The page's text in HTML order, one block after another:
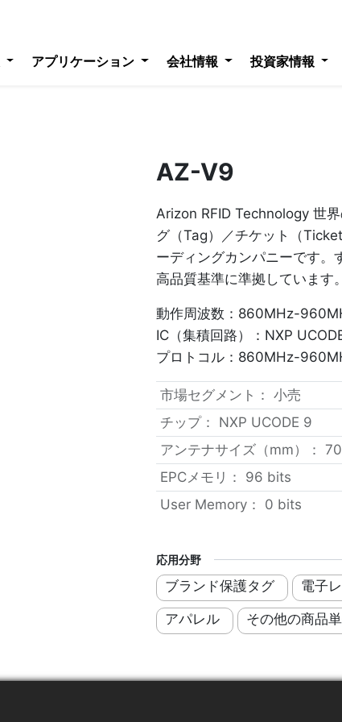
アプリケーション 会社情報 投資家情報
AZ-V9
Arizon RFID Technology 世
グ（Tag）／チケット（
ーディングカンパニーです。
高品質基準に準拠しています。
動作周波数：860MHz-
IC（集積回路）：NXP
プロトコル：860MHz-
応用分野
ブランド保護タグ 電子
アパレル その他の商品
市場セグメント ： 小売
チップ： NXP UCODE 9
アンテナサイズ（mm）
：
EPCメモリ ： 96 bits
User Memory： 0 bits